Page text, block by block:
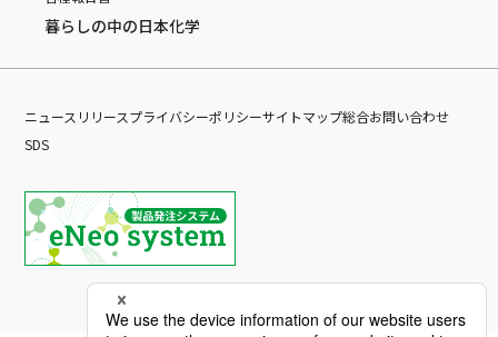
暮らしの中の日本化学
ニュースリリースプライバシーポリシーサイトマップ総合お問い合わせ
SDS